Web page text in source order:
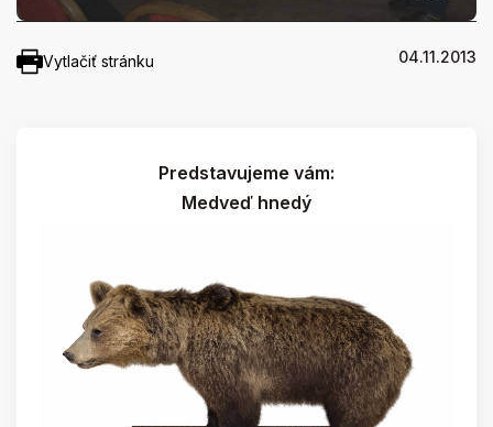
Vytlačiť stránku 04.11.2013
Predstavujeme vám:
Medveď hnedý